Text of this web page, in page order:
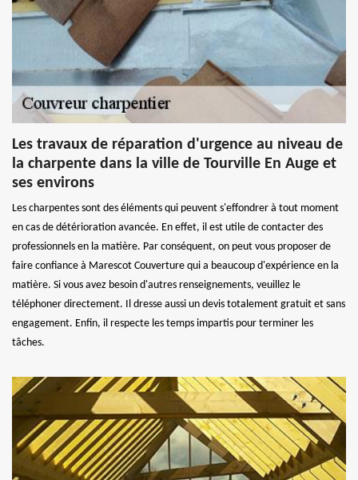
Les travaux de réparation d'urgence au niveau de
la charpente dans la ville de Tourville En Auge et
ses environs
Les charpentes sont des éléments qui peuvent s'effondrer à tout moment
en cas de détérioration avancée. En effet, il est utile de contacter des
professionnels en la matière. Par conséquent, on peut vous proposer de
faire confiance à Marescot Couverture qui a beaucoup d'expérience en la
matière. Si vous avez besoin d'autres renseignements, veuillez le
téléphoner directement. Il dresse aussi un devis totalement gratuit et sans
engagement. Enfin, il respecte les temps impartis pour terminer les
tâches.